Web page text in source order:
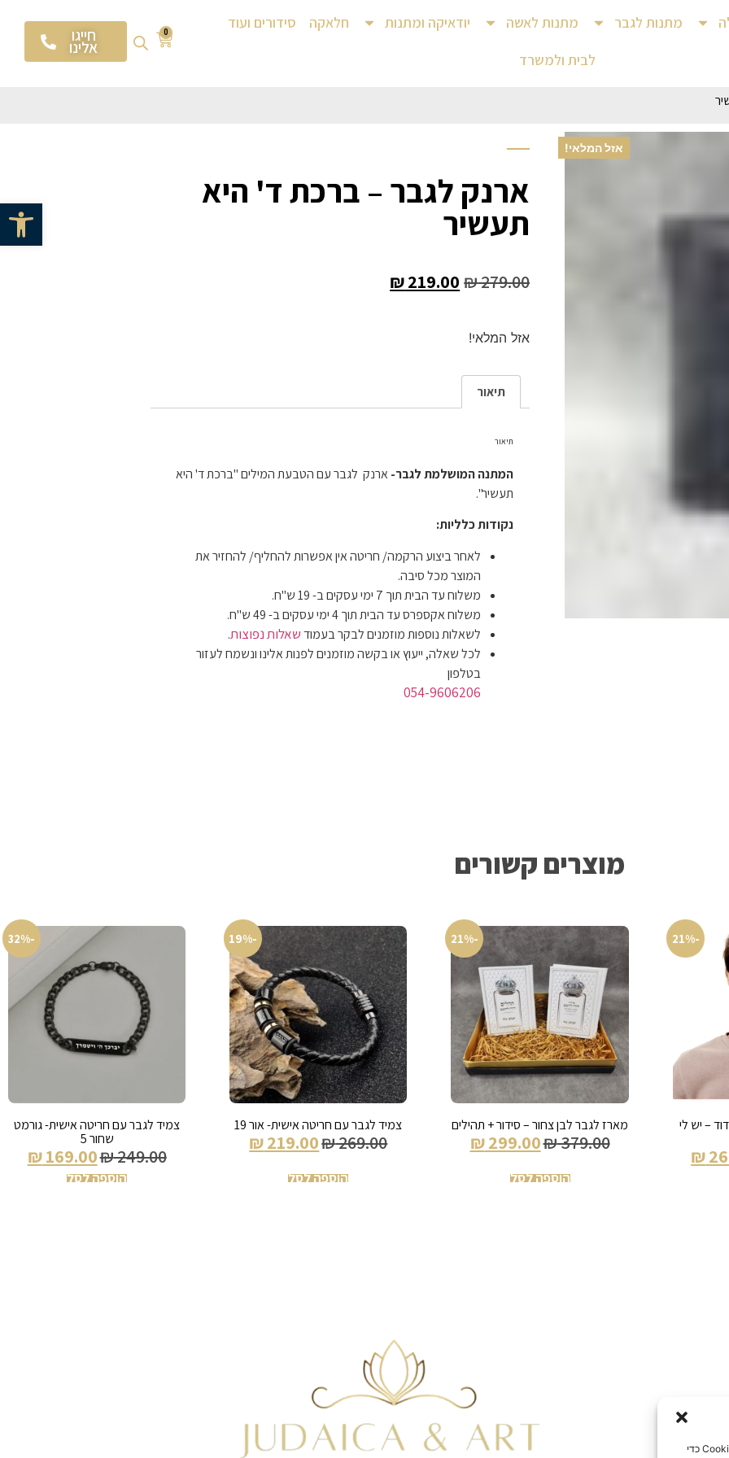
פתח
כדי לספק את חוויית המשתמש הטובות ביותר, אנו משתמשים בטכנולוגיות כמו קובצי Cookie כדי
מתנות לגבר מתנות לאשה יודאיקה ומתנות חלאקה
סידורים ועוד
לבית ולמשרד
0 חייגו
אלינו
אזל המלאי!
ארנק לגבר – ברכת ד' היא
תעשיר
₪279.00
₪219.00
אזל המלאי!
תיאור
תיאור
המתנה המושלמת לגבר-ארנק לגבר עם הטבעת המילים "ברכת ד' היא
תעשיר".
נקודות כלליות:
לאחר ביצוע הרקמה/ חריטה אין אפשרות להחליף/ להחזיר את
המוצר מכל סיבה.
משלוח עד הבית תוך 7 ימי עסקים ב- 19 ש"ח.
משלוח אקספרס עד הבית תוך 4 ימי עסקים ב- 49 ש"ח.
לשאלות נוספות מוזמנים לבקר בעמודשאלות נפוצות.
לכל שאלה, ייעוץ או בקשה מוזמנים לפנות אלינו ונשמח לעזור
בטלפון
054-9606206
מוצרים קשורים
-21%
– יש לי
₪
-21%
מארז לגבר לבן צחור – סידור + תהילים
₪379.00
₪299.00
הוספה לסל
-19%
צמיד לגבר עם חריטה אישית- אור 19
₪269.00
₪219.00
הוספה לסל
-32%
צמיד לגבר עם חריטה אישית- גורמט
שחור 5
₪249.00
₪169.00
הוספה לסל